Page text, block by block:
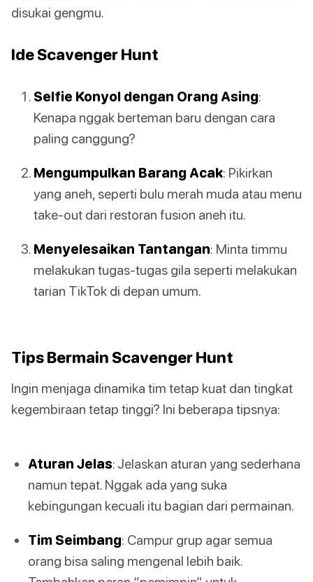
disukai gengmu.
Ide Scavenger Hunt
Selfie Konyol dengan Orang Asing:
Kenapa nggak berteman baru dengan cara
paling canggung?
Mengumpulkan Barang Acak: Pikirkan
yang aneh, seperti bulu merah muda atau menu
take-out dari restoran fusion aneh itu.
Menyelesaikan Tantangan: Minta timmu
melakukan tugas-tugas gila seperti melakukan
tarian TikTok di depan umum.
Tips Bermain Scavenger Hunt
Ingin menjaga dinamika tim tetap kuat dan tingkat
kegembiraan tetap tinggi? Ini beberapa tipsnya:
Aturan Jelas: Jelaskan aturan yang sederhana
namun tepat. Nggak ada yang suka
kebingungan kecuali itu bagian dari permainan.
Tim Seimbang: Campur grup agar semua
orang bisa saling mengenal lebih baik.